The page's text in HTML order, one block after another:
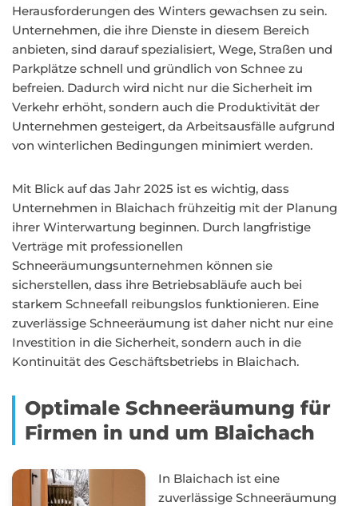
Herausforderungen des Winters gewachsen zu sein.
Unternehmen, die ihre Dienste in diesem Bereich
anbieten, sind darauf spezialisiert, Wege, Straßen und
Parkplätze schnell und gründlich von Schnee zu
befreien. Dadurch wird nicht nur die Sicherheit im
Verkehr erhöht, sondern auch die Produktivität der
Unternehmen gesteigert, da Arbeitsausfälle aufgrund
von winterlichen Bedingungen minimiert werden.
Mit Blick auf das Jahr 2025 ist es wichtig, dass
Unternehmen in Blaichach frühzeitig mit der Planung
ihrer Winterwartung beginnen. Durch langfristige
Verträge mit professionellen
Schneeräumungsunternehmen können sie
sicherstellen, dass ihre Betriebsabläufe auch bei
starkem Schneefall reibungslos funktionieren. Eine
zuverlässige Schneeräumung ist daher nicht nur eine
Investition in die Sicherheit, sondern auch in die
Kontinuität des Geschäftsbetriebs in Blaichach.
Optimale Schneeräumung für
Firmen in und um Blaichach
In Blaichach ist eine
zuverlässige Schneeräumung